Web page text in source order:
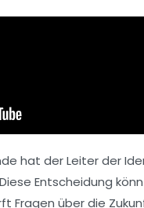
hat der Leiter der
Entscheidung
Fragen über die